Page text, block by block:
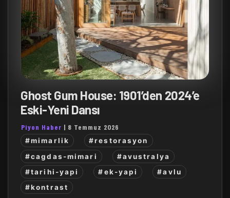
Ghost Gum House: 1901’den 2024’e
Eski-Yeni Dansı
Piyon Haber | 8 Temmuz 2026
#mimarlik
#restorasyon
#cagdas-mimari
#avustralya
#tarihi-yapi
#ek-yapi
#avlu
#kontrast